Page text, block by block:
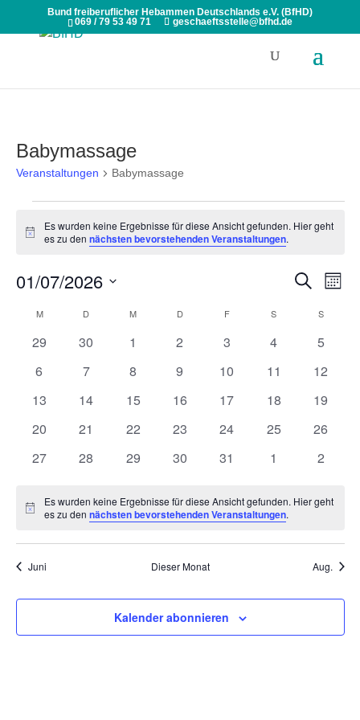
Bund freiberuflicher Hebammen Deutschlands e.V. (BfHD)
069 / 79 53 49 71
geschaeftsstelle@bfhd.de
Babymassage
Veranstaltungen Babymassage
Hinweis
Es wurden keine Ergebnisse für diese Ansicht gefunden. Hier geht
es zu dennächsten bevorstehenden Veranstaltungen.
und
Suche
Monat
01/07/2026
Kalender
von
MMONTAG D DIENSTAGM MITTWOCH
DDONNERSTAG
FFREITAG S SAMSTAGS
0
29
0
30
0
1
0
2
0
3
0
4
0
5
0
6
0
7
0
8
0
9
0
10
0
11
0
12
0
13
0
14
0
15
0
16
0
17
0
18
0
19
0
20
0
21
0
22
0
23
0
24
0
25
0
26
0
27
0
28
0
29
0
30
0
31
0
1
0
2
Hinweis
Es wurden keine Ergebnisse für diese Ansicht gefunden. Hier geht
es zu dennächsten bevorstehenden Veranstaltungen.
Juni Dieser Monat Aug.
Kalender abonnieren